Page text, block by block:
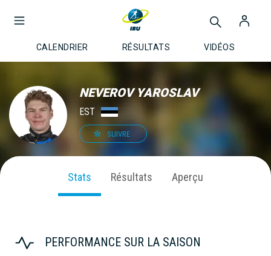
CALENDRIER RÉSULTATS VIDÉOS
NEVEROV YAROSLAV
EST
SUIVRE
Stats Résultats Aperçu
PERFORMANCE SUR LA SAISON